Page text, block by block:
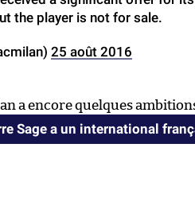
the player is not for sale.
25 août 2016
a encore quelques
Sage a un international